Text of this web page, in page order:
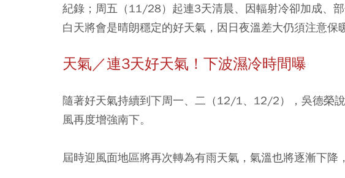
紀錄； 周五（11/28）起連3天清晨、因輻射冷卻加成、
白天將會是晴朗穩定的好天氣，因日夜溫差大仍須注意保
天氣／連3天好天氣！下波濕冷時間曝
隨著好天氣持續到下周一、二（12/1、12/2），吳德榮
風再度增強南下。
屆時迎風面地區將再次轉為有雨天氣，氣溫也將逐漸下降